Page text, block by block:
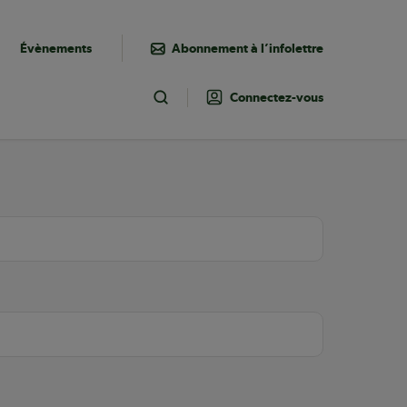
Évènements Abonnement à l’infolettre
Toggle Search
Connectez-vous